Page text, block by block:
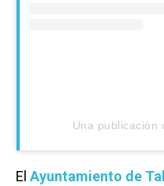
Una publicación
El Ayuntamiento de